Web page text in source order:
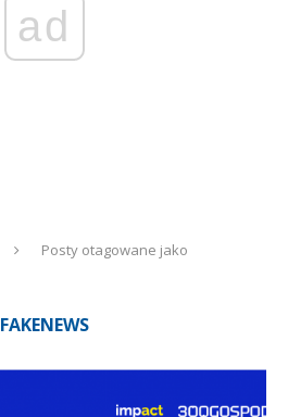
ad
Posty otagowane jako
FAKENEWS